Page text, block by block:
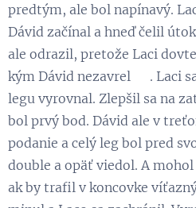
predtým, ale bol napínavý.
Dávid začínal a hneď čelil
ale odrazil, pretože Laci
kým Dávid nezavrel 😉. Laci
legu vyrovnal. Zlepšil sa na
bol prvý bod. Dávid ale v
podanie a celý leg bol pred
double a opäť viedol. A
ak by trafil v koncovke